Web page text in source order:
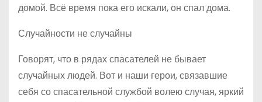
домой. Всё время пока его искали, он спал дома.
Случайности не случайны
Говорят, что в рядах спасателей не бывает
случайных людей. Вот и наши герои, связавшие
себя со спасательной службой волею случая, яркий